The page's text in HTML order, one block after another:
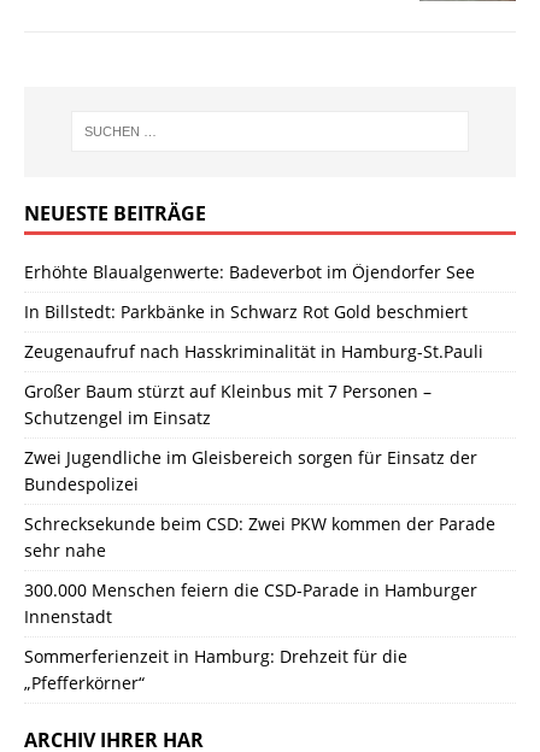
NEUESTE BEITRÄGE
Erhöhte Blaualgenwerte: Badeverbot im Öjendorfer See
In Billstedt: Parkbänke in Schwarz Rot Gold beschmiert
Zeugenaufruf nach Hasskriminalität in Hamburg-St.Pauli
Großer Baum stürzt auf Kleinbus mit 7 Personen –
Schutzengel im Einsatz
Zwei Jugendliche im Gleisbereich sorgen für Einsatz der
Bundespolizei
Schrecksekunde beim CSD: Zwei PKW kommen der Parade
sehr nahe
300.000 Menschen feiern die CSD-Parade in Hamburger
Innenstadt
Sommerferienzeit in Hamburg: Drehzeit für die
„Pfefferkörner“
ARCHIV IHRER HAR